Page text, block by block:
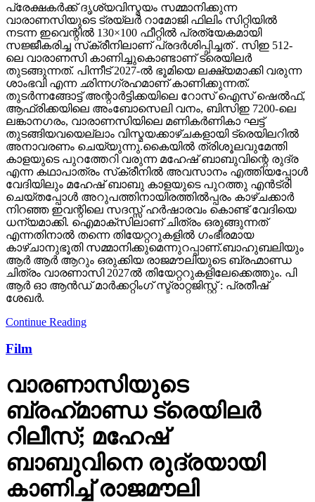
പ്രേക്ഷകർക്ക് ദൃശ്യവിസ്മയം സമ്മാനിക്കുന്ന
വാരാണസിയുടെ ട്രയ്ലർ റാമോജി ഫിലിം സിറ്റിയിൽ
നടന്ന ഇവെന്റിൽ 130×100 ഫീറ്റിൽ പ്രത്യേകമായി
സജ്ജീകരിച്ച സ്‌ക്രീനിലാണ് പ്രദർശിപ്പിച്ചത് . സിഇ 512-
ലെ വാരാണസി കാണിച്ചുകൊണ്ടാണ് ട്രെയിലര്‍
തുടങ്ങുന്നത്. പിന്നീട് 2027-ല്‍ ഭൂമിയെ ലക്ഷ്യമാക്കി വരുന്ന
ശാംഭവി എന്ന ഛിന്നഗ്രഹമാണ് കാണിക്കുന്നത്.
തുടര്‍ന്നങ്ങോട്ട് അന്റാര്‍ട്ടിക്കയിലെ റോസ് ഐസ് ഷെല്‍ഫ്,
ആഫ്രിക്കയിലെ അംബോസെലി വനം, ബിസിഇ 7200-ലെ
ലങ്കാനഗരം, വാരാണസിയിലെ മണികര്‍ണികാ ഘട്ട്
തുടങ്ങിയവയെല്ലാം വിസ്മയക്കാഴ്ചകളായി ട്രെയിലറില്‍
അനാവരണം ചെയ്യുന്നു.കൈയില്‍ ത്രിശൂലവുമേന്തി
കാളയുടെ പുറത്തേറി വരുന്ന മഹേഷ് ബാബുവിന്റെ രുദ്ര
എന്ന കഥാപാത്രം സ്‌ക്രീനിൽ അവസാനം എത്തിയപ്പോൾ
വേദിയിലും മഹേഷ് ബാബു കാളയുടെ പുറത്തു എൻട്രി
ചെയ്തപ്പോൾ അറുപത്തിനായിരത്തിൽപ്പരം കാഴ്ചക്കാർ
നിറഞ്ഞ ഇവന്റിലെ സദസ്സ് ഹർഷാരവം കൊണ്ട് വേദിയെ
ധന്യമാക്കി. ഐമാക്‌സിലാണ് ചിത്രം ഒരുങ്ങുന്നത്
എന്നതിനാല്‍ തന്നെ തിയേറ്ററുകളില്‍ ഗംഭീരമായ
കാഴ്ചാനുഭൂതി സമ്മാനിക്കുമെന്നുറപ്പാണ്.ബാഹുബലിയും
ആർ ആർ ആറും ഒരുക്കിയ രാജമൗലിയുടെ ബ്രഹ്മാണ്ഡ
ചിത്രം വാരണാസി 2027ൽ തിയേറ്ററുകളിലേക്കെത്തും. പി
ആർ ഓ ആൻഡ് മാർക്കറ്റിംഗ് സ്ട്രാറ്റജിസ്റ്റ് : പ്രതീഷ്
ശേഖർ.
Continue Reading
Film
വാരണാസിയുടെ
ബ്രഹ്‌മാണ്ഡ ട്രെയിലര്‍
റിലീസ്; മഹേഷ്
ബാബുവിനെ രുദ്രയായി
കാണിച്ച് രാജമൗലി